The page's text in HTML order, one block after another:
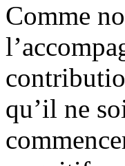
Comme
qu’il ne